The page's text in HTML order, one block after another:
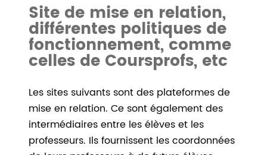
Site de mise en relation,
différentes politiques de
fonctionnement, comme
celles de Coursprofs, etc
Les sites suivants sont des plateformes de
mise en relation. Ce sont également des
intermédiaires entre les élèves et les
professeurs. Ils fournissent les coordonnées